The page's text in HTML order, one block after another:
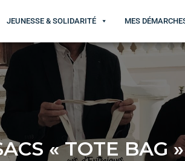
JEUNESSE & SOLIDARITÉ MES
« TOTE BAG